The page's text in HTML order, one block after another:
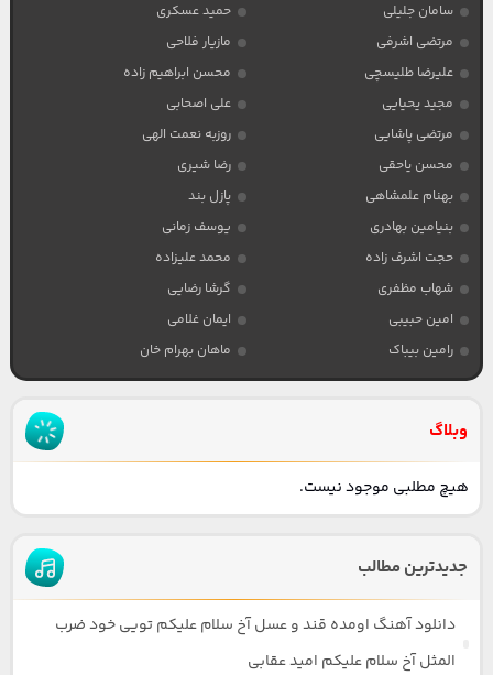
سامان جلیلی
حمید عسکری
مرتضی اشرفی
مازیار فلاحی
علیرضا طلیسچی
محسن ابراهیم زاده
مجید یحیایی
علی اصحابی
مرتضی پاشایی
روزبه نعمت الهی
محسن یاحقی
رضا شیری
بهنام علمشاهی
پازل بند
بنیامین بهادری
یوسف زمانی
حجت اشرف زاده
محمد علیزاده
شهاب مظفری
گرشا رضایی
امین حبیبی
ایمان غلامی
رامین بیباک
ماهان بهرام خان
وبلاگ
هیچ مطلبی موجود نیست.
جدیدترین مطالب
دانلود آهنگ اومده قند و عسل آخ سلام علیکم تویی خود ضرب
المثل آخ سلام علیکم امید عقابی